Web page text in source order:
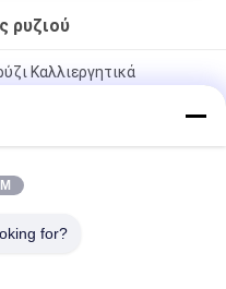
ρυζιού
Καλλιεργητικά
Πυμετροζίνη WP
καλλιεργειών
for?